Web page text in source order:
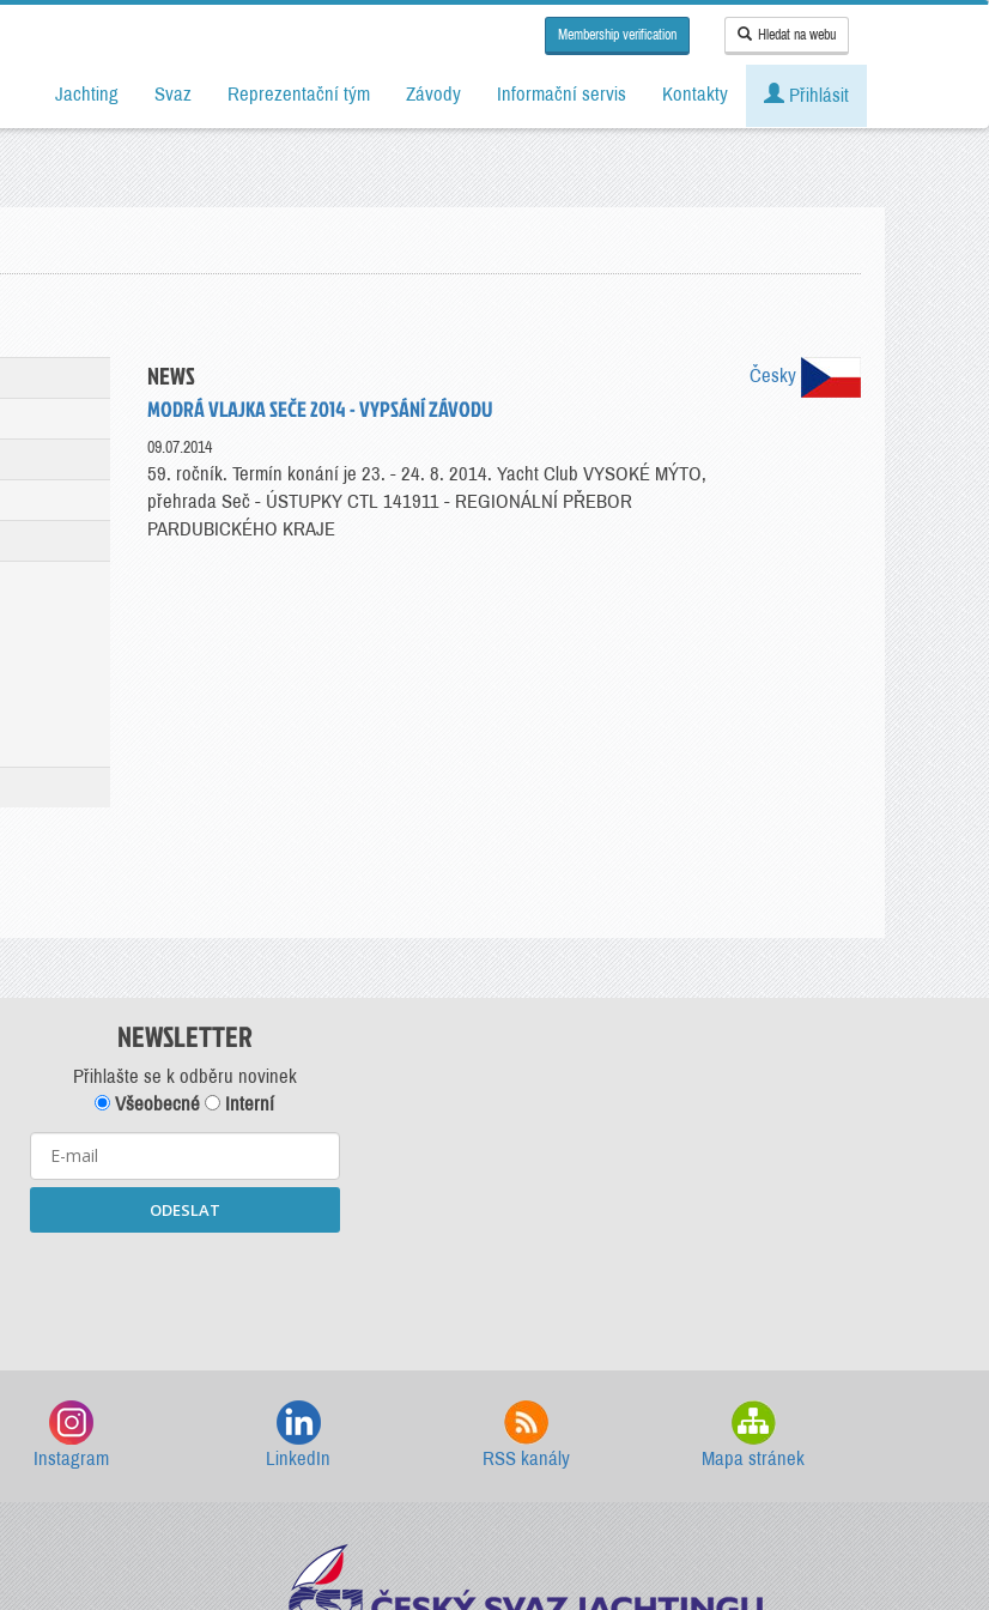
Membership verification Hledat na webu
Jachting Svaz Reprezentační tým Závody Informační servis Kontakty Přihlásit
Česky
NEWS
MODRÁ VLAJKA SEČE 2014 - VYPSÁNÍ ZÁVODU
09.07.2014
59. ročník. Termín konání je 23. - 24. 8. 2014. Yacht Club VYSOKÉ MÝTO,
přehrada Seč - ÚSTUPKY CTL 141911 - REGIONÁLNÍ PŘEBOR
PARDUBICKÉHO KRAJE
NEWSLETTER
Přihlašte se k odběru novinek
Všeobecné
Interní
ODESLAT
Instagram LinkedIn RSS kanály Mapa stránek